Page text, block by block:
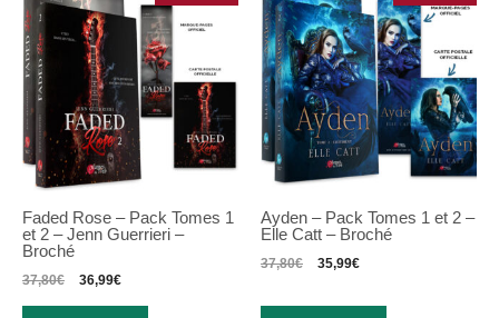
Faded Rose – Pack Tomes 1
et 2 – Jenn Guerrieri –
Broché
37,80€ 36,99€
Ayden – Pack Tomes 1 et 2 –
Elle Catt – Broché
37,80€ 35,99€